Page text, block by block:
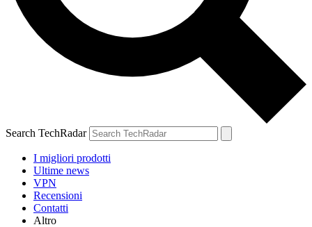
Search TechRadar
I migliori prodotti
Ultime news
VPN
Recensioni
Contatti
Altro